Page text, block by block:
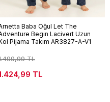
Baba Oğul Let The
Begin Lacivert Uzun
Pijama Takım AR3827-A-V1
TL
TL